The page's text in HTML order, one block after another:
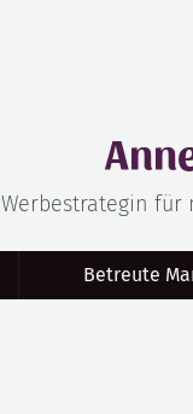
Werbestrategin für
Betreute